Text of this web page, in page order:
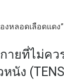
หลอดเลือดแดง
ายที่ไม่คว
นัง